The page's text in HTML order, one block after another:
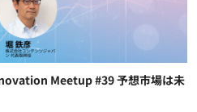
Meetup #39 予想市場は未